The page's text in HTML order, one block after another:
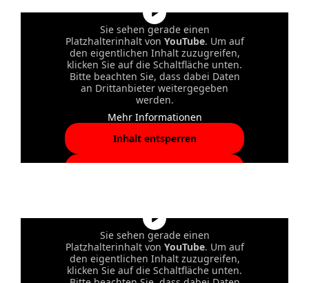
Sie sehen gerade einen
Platzhalterinhalt von YouTube. Um auf
den eigentlichen Inhalt zuzugreifen,
klicken Sie auf die Schaltfläche unten.
Bitte beachten Sie, dass dabei Daten
an Drittanbieter weitergegeben
werden.
Mehr Informationen
Inhalt entsperren
Sie sehen gerade einen
Platzhalterinhalt von YouTube. Um auf
den eigentlichen Inhalt zuzugreifen,
klicken Sie auf die Schaltfläche unten.